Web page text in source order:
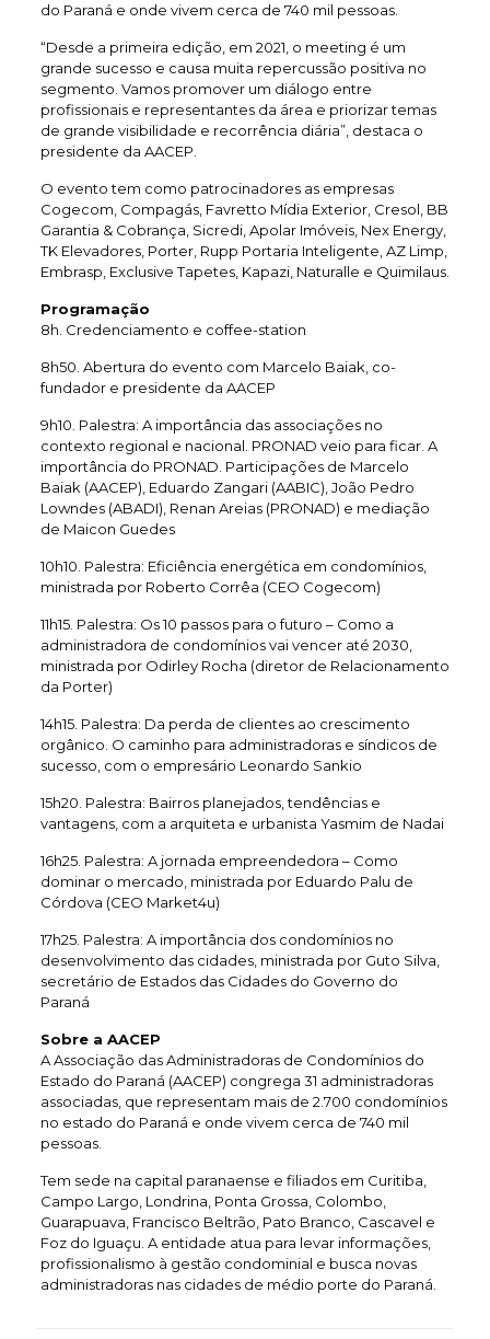
do Paraná e onde vivem cerca de 740 mil pessoas.
“Desde a primeira edição, em 2021, o meeting é um
grande sucesso e causa muita repercussão positiva no
segmento. Vamos promover um diálogo entre
profissionais e representantes da área e priorizar temas
de grande visibilidade e recorrência diária”, destaca o
presidente da AACEP.
O evento tem como patrocinadores as empresas
Cogecom, Compagás, Favretto Mídia Exterior, Cresol, BB
Garantia & Cobrança, Sicredi, Apolar Imóveis, Nex Energy,
TK Elevadores, Porter, Rupp Portaria Inteligente, AZ Limp,
Embrasp, Exclusive Tapetes, Kapazi, Naturalle e Quimilaus.
Programação
8h. Credenciamento e coffee-station
8h50. Abertura do evento com Marcelo Baiak, co-
fundador e presidente da AACEP
9h10. Palestra: A importância das associações no
contexto regional e nacional. PRONAD veio para ficar. A
importância do PRONAD. Participações de Marcelo
Baiak (AACEP), Eduardo Zangari (AABIC), João Pedro
Lowndes (ABADI), Renan Areias (PRONAD) e mediação
de Maicon Guedes
10h10. Palestra: Eficiência energética em condomínios,
ministrada por Roberto Corrêa (CEO Cogecom)
11h15. Palestra: Os 10 passos para o futuro – Como a
administradora de condomínios vai vencer até 2030,
ministrada por Odirley Rocha (diretor de Relacionamento
da Porter)
14h15. Palestra: Da perda de clientes ao crescimento
orgânico. O caminho para administradoras e síndicos de
sucesso, com o empresário Leonardo Sankio
15h20. Palestra: Bairros planejados, tendências e
vantagens, com a arquiteta e urbanista Yasmim de Nadai
16h25. Palestra: A jornada empreendedora – Como
dominar o mercado, ministrada por Eduardo Palu de
Córdova (CEO Market4u)
17h25. Palestra: A importância dos condomínios no
desenvolvimento das cidades, ministrada por Guto Silva,
secretário de Estados das Cidades do Governo do
Paraná
Sobre a AACEP
A Associação das Administradoras de Condomínios do
Estado do Paraná (AACEP) congrega 31 administradoras
associadas, que representam mais de 2.700 condomínios
no estado do Paraná e onde vivem cerca de 740 mil
pessoas.
Tem sede na capital paranaense e filiados em Curitiba,
Campo Largo, Londrina, Ponta Grossa, Colombo,
Guarapuava, Francisco Beltrão, Pato Branco, Cascavel e
Foz do Iguaçu. A entidade atua para levar informações,
profissionalismo à gestão condominial e busca novas
administradoras nas cidades de médio porte do Paraná.